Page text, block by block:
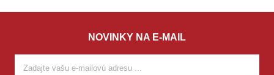
NOVINKY NA E-MAIL